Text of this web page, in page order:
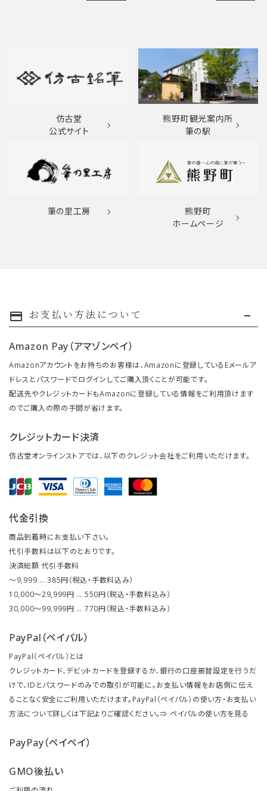
仿古堂
公式サイト
熊野町観光案内所
筆の駅
筆の里工房
熊野町
ホームページ
payment お支払い方法について
Amazon Pay（アマゾンペイ）
Amazonアカウントをお持ちのお客様は、Amazonに登録しているEメールア
ドレスとパスワードでログインしてご購入頂くことが可能です。
配送先やクレジットカードもAmazonに登録している情報をご利用頂けます
のでご購入の際の手間が省けます。
クレジットカード決済
仿古堂オンラインストアでは、以下のクレジット会社をご利用いただけます。
代金引換
商品到着時にお支払い下さい。
代引手数料は以下のとおりです。
決済総額 代引手数料
～9,999 … 385円（税込・手数料込み）
10,000～29,999円 … 550円（税込・手数料込み）
30,000～99,999円 … 770円（税込・手数料込み）
PayPal（ペイパル）
PayPal（ペイパル）とは
クレジットカード、デビットカードを登録するか、銀行の口座振替設定を行うだ
けで、IDとパスワードのみでの取引が可能に。お支払い情報をお店側に伝え
ることなく安全にご利用いただけます。PayPal（ペイパル）の使い方・お支払い
方法について詳しくは下記よりご確認ください。⇒ ペイパルの使い方を見る
PayPay（ペイペイ）
GMO後払い